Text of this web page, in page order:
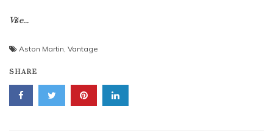
Više...
Aston Martin Vantage
SHARE